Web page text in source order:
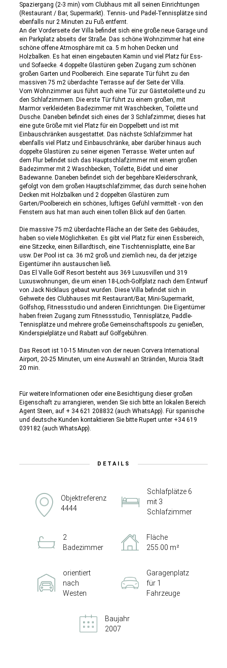
Spaziergang (2-3 min) vom Clubhaus mit all seinen Einrichtungen
(Restaurant / Bar, Supermarkt). Tennis- und Padel-Tennisplätze sind
ebenfalls nur 2 Minuten zu Fuß entfernt.
An der Vorderseite der Villa befindet sich eine große neue Garage und
ein Parkplatz abseits der Straße. Das schöne Wohnzimmer hat eine
schöne offene Atmosphäre mit ca. 5 m hohen Decken und
Holzbalken. Es hat einen eingebauten Kamin und viel Platz für Ess-
und Sofaecke. 4 doppelte Glastüren geben Zugang zum schönen
großen Garten und Poolbereich. Eine separate Tür führt zu den
massiven 75 m2 überdachte Terrasse auf der Seite der Villa.
Vom Wohnzimmer aus führt auch eine Tür zur Gästetoilette und zu
den Schlafzimmern. Die erste Tür führt zu einem großen, mit
Marmor verkleideten Badezimmer mit Waschbecken, Toilette und
Dusche. Daneben befindet sich eines der 3 Schlafzimmer, dieses hat
eine gute Größe mit viel Platz für ein Doppelbett und ist mit
Einbauschränken ausgestattet. Das nächste Schlafzimmer hat
ebenfalls viel Platz und Einbauschränke, aber darüber hinaus auch
doppelte Glastüren zu seiner eigenen Terrasse. Weiter unten auf
dem Flur befindet sich das Hauptschlafzimmer mit einem großen
Badezimmer mit 2 Waschbecken, Toilette, Bidet und einer
Badewanne. Daneben befindet sich der begehbare Kleiderschrank,
gefolgt von dem großen Hauptschlafzimmer, das durch seine hohen
Decken mit Holzbalken und 2 doppelten Glastüren zum
Garten/Poolbereich ein schönes, luftiges Gefühl vermittelt - von den
Fenstern aus hat man auch einen tollen Blick auf den Garten.
Die massive 75 m2 überdachte Fläche an der Seite des Gebäudes,
haben so viele Möglichkeiten. Es gibt viel Platz für einen Essbereich,
eine Sitzecke, einen Billardtisch, eine Tischtennisplatte, eine Bar
usw. Der Pool ist ca. 36 m2 groß und ziemlich neu, da der jetzige
Eigentümer ihn austauschen ließ.
Das El Valle Golf Resort besteht aus 369 Luxusvillen und 319
Luxuswohnungen, die um einen 18-Loch-Golfplatz nach dem Entwurf
von Jack Nicklaus gebaut wurden. Diese Villa befindet sich in
Gehweite des Clubhauses mit Restaurant/Bar, Mini-Supermarkt,
Golfshop, Fitnessstudio und anderen Einrichtungen. Die Eigentümer
haben freien Zugang zum Fitnessstudio, Tennisplätze, Paddle-
Tennisplätze und mehrere große Gemeinschaftspools zu genießen,
Kinderspielplätze und Rabatt auf Golfgebühren.
Das Resort ist 10-15 Minuten von der neuen Corvera International
Airport, 20-25 Minuten, um eine Auswahl an Stränden, Murcia Stadt
20 min.
Für weitere Informationen oder eine Besichtigung dieser großen
Eigenschaft zu arrangieren, wenden Sie sich bitte an lokalen Bereich
Agent Steen, auf + 34 621 208832 (auch WhatsApp). Für spanische
und deutsche Kunden kontaktieren Sie bitte Rupert unter +34 619
039182 (auch WhatsApp).
DETAILS
Objektreferenz
4444
Schlafplätze 6
mit 3
Schlafzimmer
2
Badezimmer
Fläche
255.00 m²
orientiert
nach
Westen
Garagenplatz
für 1
Fahrzeuge
Baujahr
2007